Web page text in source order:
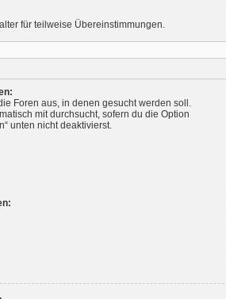
für teilweise Übereinstimmungen.
Foren aus, in denen gesucht werden soll.
mit durchsucht, sofern du die Option
unten nicht deaktivierst.